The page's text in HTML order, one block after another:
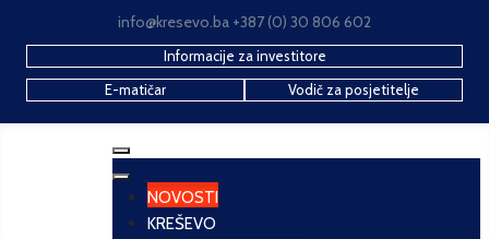
info@kresevo.ba +387 (0) 30 806 602
Informacije za investitore
E-matičar
Vodič za posjetitelje
NOVOSTI
KREŠEVO